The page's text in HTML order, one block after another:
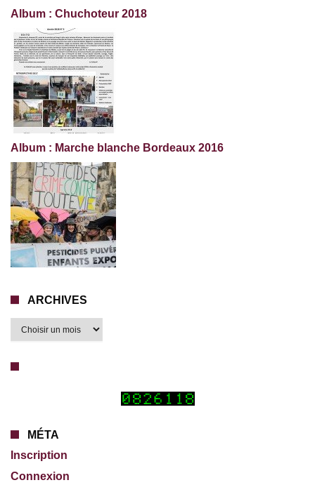
Album : Chuchoteur 2018
Album : Marche blanche Bordeaux 2016
ARCHIVES
MÉTA
Inscription
Connexion